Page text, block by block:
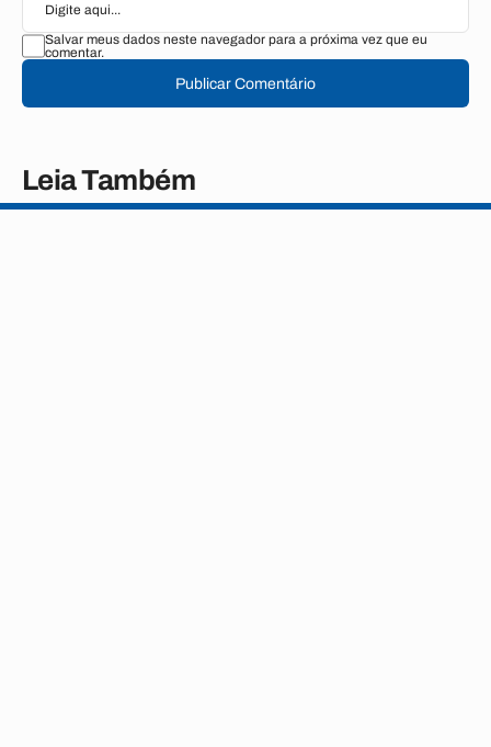
Salvar meus dados neste navegador para a próxima vez que eu
comentar.
Publicar Comentário
Leia Também